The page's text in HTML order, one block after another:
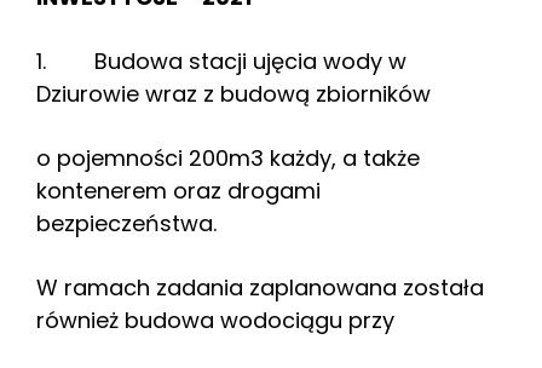
1. Budowa stacji ujęcia wody w
Dziurowie wraz z budową zbiorników
o pojemności 200m3 każdy, a także
kontenerem oraz drogami
bezpieczeństwa.
W ramach zadania zaplanowana została
również budowa wodociągu przy